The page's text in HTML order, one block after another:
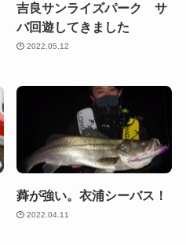
吉良サンライズパーク サ
バ回遊してきました
2022.05.12
蕣が強い。衣浦シーバス！
2022.04.11